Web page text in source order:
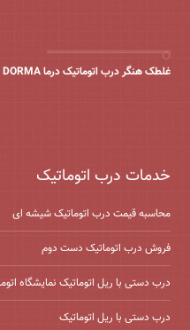
غلطک هنگر درب اتوماتیک درما DORMA
خدمات درب اتوماتیک
محاسبه قیمت درب اتوماتیک شیشه ‌ای
فروش درب اتوماتیک دست دوم
درب دستی با ریل اتوماتیک نمایشگاه
درب دستی با ریل اتوماتیک